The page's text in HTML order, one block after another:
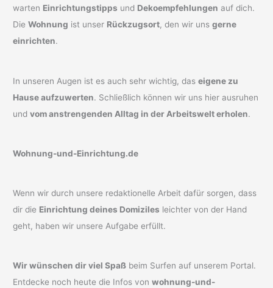
warten Einrichtungstipps und Dekoempfehlungen auf dich.
DieWohnung ist unser Rückzugsort, den wir unsgerne
einrichten.
In unseren Augen ist es auch sehr wichtig, daseigene zu
Hause aufzuwerten. Schließlich können wir uns hier ausruhen
undvom anstrengenden Alltag in der Arbeitswelt erholen.
Wohnung-und-Einrichtung.de
Wenn wir durch unsere redaktionelle Arbeit dafür sorgen, dass
dir die Einrichtung deines Domiziles leichter von der Hand
geht, haben wir unsere Aufgabe erfüllt.
Wir wünschen dir viel Spaß beim Surfen auf unserem Portal.
Entdecke noch heute die Infos vonwohnung-und-